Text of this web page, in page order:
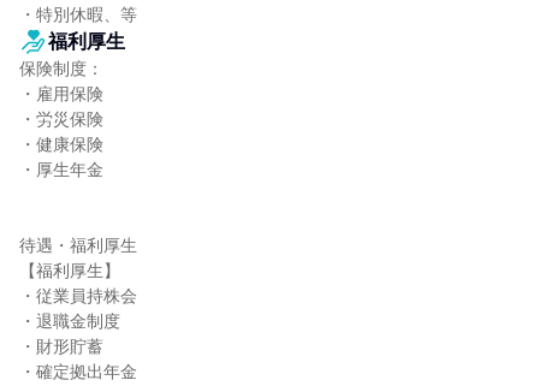
・特別休暇、等
福利厚生
保険制度：
・雇用保険
・労災保険
・健康保険
・厚生年金
待遇・福利厚生
【福利厚生】
・従業員持株会
・退職金制度
・財形貯蓄
・確定拠出年金